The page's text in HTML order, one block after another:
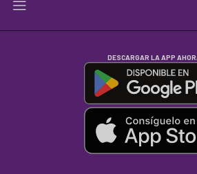
DESCARGAR LA APP